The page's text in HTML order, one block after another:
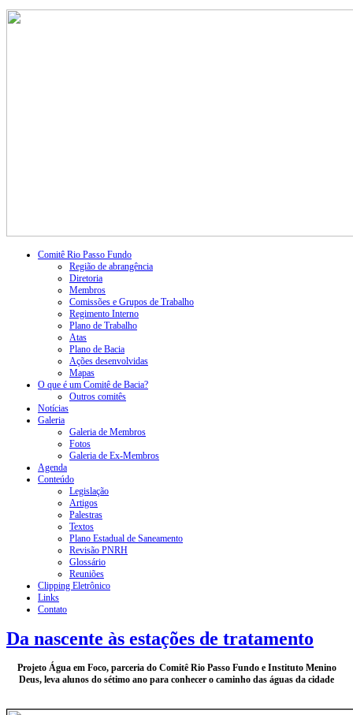
Comitê Rio Passo Fundo
Região de abrangência
Diretoria
Membros
Comissões e Grupos de Trabalho
Regimento Interno
Plano de Trabalho
Atas
Plano de Bacia
Ações desenvolvidas
Mapas
O que é um Comitê de Bacia?
Outros comitês
Notícias
Galeria
Galeria de Membros
Fotos
Galeria de Ex-Membros
Agenda
Conteúdo
Legislação
Artigos
Palestras
Textos
Plano Estadual de Saneamento
Revisão PNRH
Glossário
Reuniões
Clipping Eletrônico
Links
Contato
Da nascente às estações de tratamento
Projeto Água em Foco, parceria do Comitê Rio Passo Fundo e Instituto Menino
Deus, leva alunos do sétimo ano para conhecer o caminho das águas da cidade